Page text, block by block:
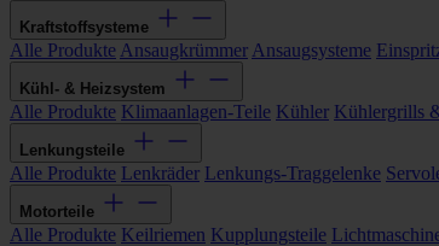
Kraftstoffsysteme
Alle Produkte Ansaugkrümmer Ansaugsysteme
Kühl- & Heizsystem
Alle Produkte Klimaanlagen-Teile Kühler Kühlergrills
Lenkungsteile
Alle Produkte Lenkräder Lenkungs-Traggelenke
Motorteile
Alle Produkte Keilriemen Kupplungsteile